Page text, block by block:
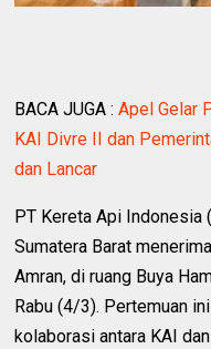
BACA JUGA :Apel Gelar
KAI Divre II dan
dan Lancar
PT Kereta Api Indonesia
Sumatera Barat
Amran, di ruang Buya
Rabu (4/3). Pertemuan
kolaborasi antara KAI